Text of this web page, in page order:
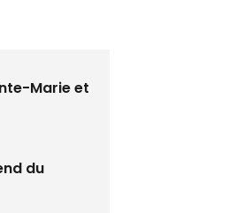
Marie et
du